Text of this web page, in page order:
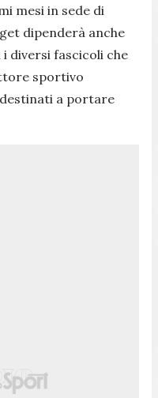
mesi in sede di
dipenderà anche
diversi fascicoli che
sportivo
a portare